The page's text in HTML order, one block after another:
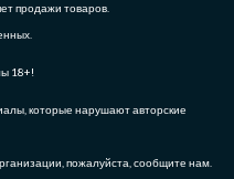
продажи товаров.
18+!
которые нарушают авторские
пожалуйста, сообщите нам.